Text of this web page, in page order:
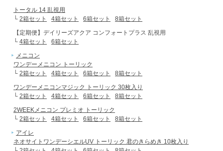
トータル 14 乱視用
└ 2箱セット 4箱セット 6箱セット
8箱セット
【定期便】デイリーズアクア コンフォートプラス 乱視用
└ 4箱セット
6箱セット
メニコン
ワンデーメニコン トーリック
└ 2箱セット 4箱セット 6箱セット
8箱セット
ワンデーメニコンマジック トーリック 30枚入り
└ 2箱セット 4箱セット 6箱セット
8箱セット
2WEEKメニコン プレミオ トーリック
└ 2箱セット 4箱セット 6箱セット
8箱セット
アイレ
ネオサイトワンデーシエルUV トーリック 君のきらめき 10枚入り